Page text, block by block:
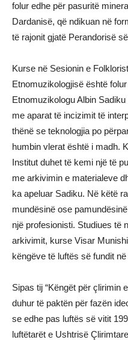
folur edhe për pasuritë
Dardanisë, që ndikuan në
të rajonit gjatë Perandorisë
Kurse në Sesionin e
Etnomuzikologjisë është
Etnomuzikologu Albin
me aparat të incizimit të
thënë se teknologjia po
humbin vlerat është i madh.
Institut duhet të kemi një të
me arkivimin e materialeve
ka apeluar Sadiku. Në këtë
mundësinë ose
një profesionisti. Studiues të
arkivimit, kurse Visar
këngëve të luftës së fundit
Sipas tij “Këngët për çlirimin
duhur të paktën për fazën
se edhe pas luftës së vitit
luftëtarët e Ushtrisë